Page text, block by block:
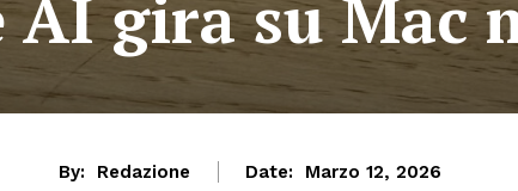
AI gira su Mac
By: Redazione Date: Marzo 12, 2026